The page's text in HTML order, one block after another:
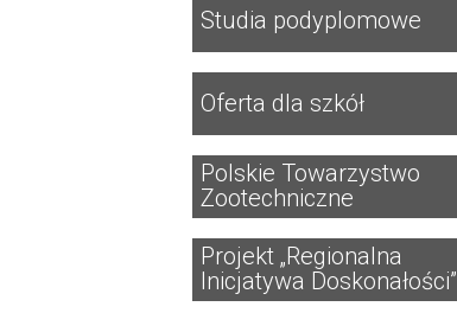
Studia podyplomowe
Oferta dla szkół
Polskie Towarzystwo
Zootechniczne
Projekt „Regionalna
Inicjatywa Doskonałości”